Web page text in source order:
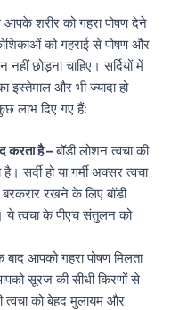
आपके शरीर को गहरा पोषण देने
को गहराई से पोषण और
छोड़ना चाहिए। सर्दियों में
इस्तेमाल और भी ज्यादा हो
लाभ दिए गए हैं:
करता है –बॉडी लोशन त्वचा की
सर्दी हो या गर्मी अक्सर त्वचा
रखने के लिए बॉडी
ये त्वचा के पीएच संतुलन को
आपको गहरा पोषण मिलता
सूरज की सीधी किरणों से
त्वचा को बेहद मुलायम और